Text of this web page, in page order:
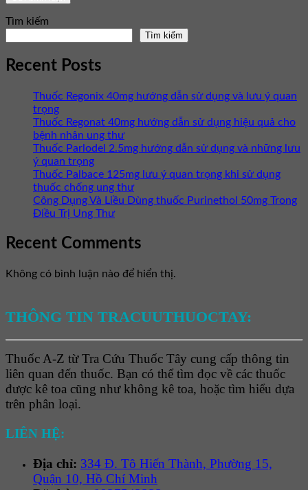
Tìm kiếm
Tìm kiếm
Recent Posts
Thuốc Regonix 40mg hướng dẫn sử dụng và lưu ý quan
trọng
Thuốc Regonat 40mg hướng dẫn sử dụng hiệu quả cho
bệnh nhân ung thư
Thuốc Parlodel 2.5mg hướng dẫn sử dụng và những lưu
ý quan trọng
Thuốc Palbace 125mg lưu ý quan trọng khi sử dụng
thuốc chống ung thư
Công Dụng Và Liều Dùng thuốc Purinethol 50mg Trong
Điều Trị Ung Thư
Recent Comments
Không có bình luận nào để hiển thị.
THÔNG TIN TRACUUTHUOCTAY:
Thuốc A-Z từ Tra Cứu Thuốc Tây cung cấp thông tin
liên quan đến thuốc. Bạn có thể tìm đọc về các thuốc
được kê toa cũng như không kê toa, hoặc tìm hiểu dựa
trên phân loại.
LIÊN HỆ:
Địa chỉ: 334 Đ. Tô Hiến Thành, Phường 15,
Quận 10, Hồ Chí Minh